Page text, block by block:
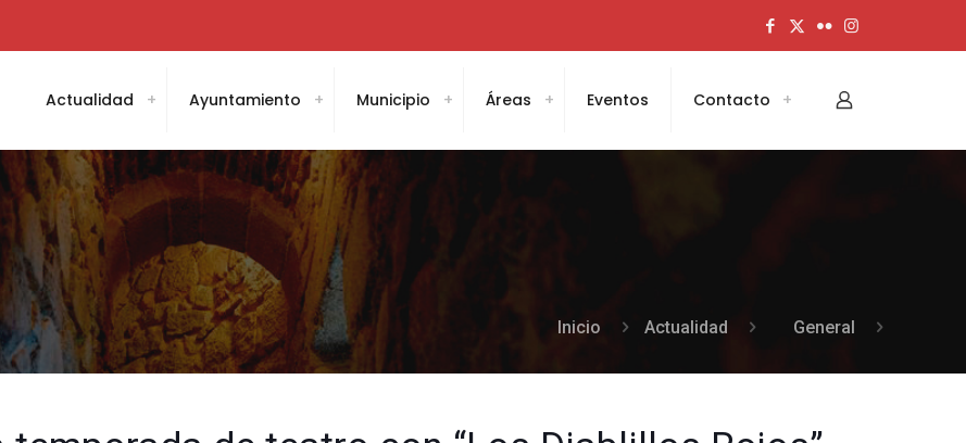
Actualidad Ayuntamiento Municipio Áreas Eventos Contacto
Inicio Actualidad General